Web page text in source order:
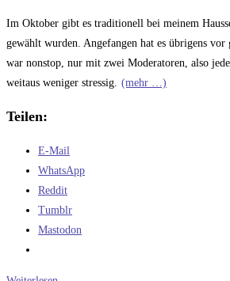
Im Oktober gibt es traditionell bei meinem
gewählt wurden. Angefangen hat es übrigens
war nonstop, nur mit zwei Moderatoren, also
weitaus weniger stressig. (mehr …)
Teilen:
E-Mail
WhatsApp
Reddit
Tumblr
Mastodon